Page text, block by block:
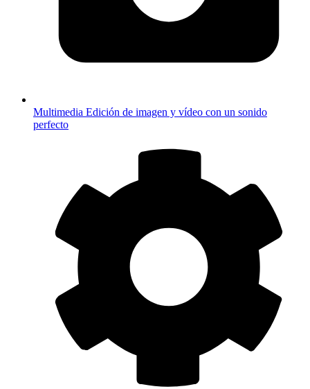
Multimedia Edición de imagen y vídeo con un sonido
perfecto